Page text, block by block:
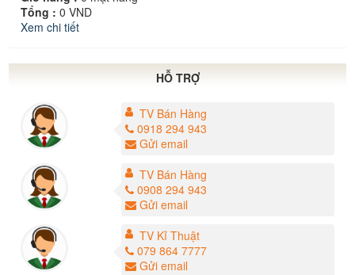
Tổng : 0 VND
Xem chi tiết
HỖ TRỢ
TV Bán Hàng
0918 294 943
Gửi email
TV Bán Hàng
0908 294 943
Gửi email
TV Kỉ Thuật
079 864 7777
Gửi email